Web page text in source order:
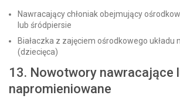
Nawracający chłoniak obejmujący
lub śródpiersie
Białaczka z zajęciem ośrodkowego układu
(dziecięca)
13. Nowotwory nawracające
napromieniowane